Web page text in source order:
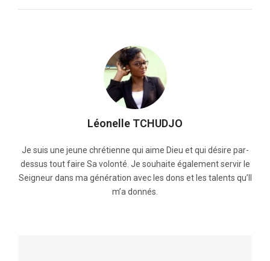
Léonelle TCHUDJO
Je suis une jeune chrétienne qui aime Dieu et qui désire par-
dessus tout faire Sa volonté. Je souhaite également servir le
Seigneur dans ma génération avec les dons et les talents qu’Il
m’a donnés.